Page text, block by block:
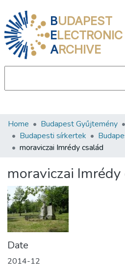
BUDAPEST
ELECTRONIC
ARCHIVE
Communities & Collections
All of DSpace
About us
Home Budapest Gyűjtemény
Budapesti sírkertek
moraviczai Imrédy család
moraviczai Imrédy
Date
2014-12